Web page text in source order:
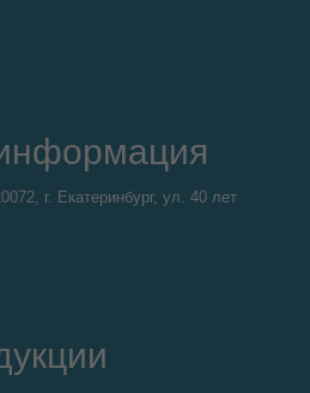
+
по 1 шт
блистер, 19*13*2см